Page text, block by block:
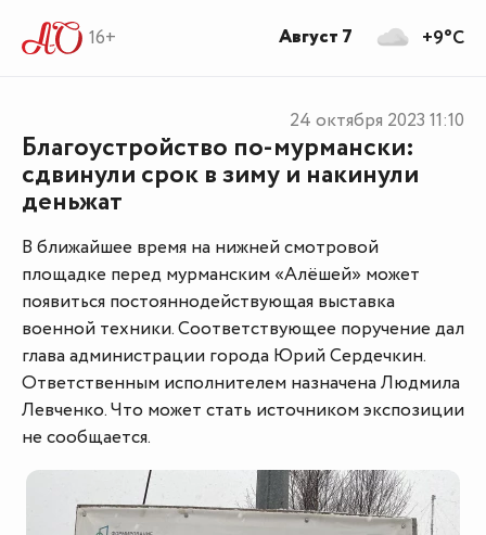
16+
Благоустройство по-мурмански:
сдвинули срок в зиму и накинули
деньжат
24 октября 2023 11:10
В ближайшее время на нижней смотровой
площадке перед мурманским «Алёшей» может
появиться постояннодействующая выставка
военной техники. Соответствующее поручение дал
глава администрации города Юрий Сердечкин.
Ответственным исполнителем назначена Людмила
Левченко. Что может стать источником экспозиции
не сообщается.
+9°C
Август 7